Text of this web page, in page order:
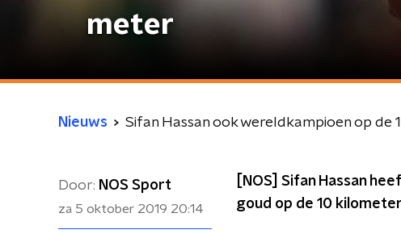
meter
Nieuws Sifan Hassan ook wereldkampioen op de
Door: NOS Sport
za 5 oktober 2019 20:14
[NOS] Sifan Hassan
goud op de 10